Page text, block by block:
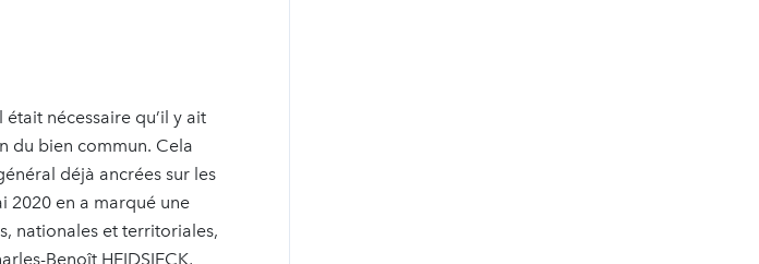
nécessaire qu’il y ait
du bien commun. Cela
déjà ancrées sur les
2020 en a marqué une
nationales et territoriales,
Benoît HEIDSIECK,